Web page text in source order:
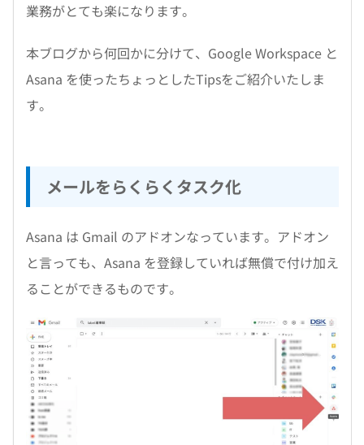
業務がとても楽になります。
本ブログから何回かに分けて、Google Workspace と
Asana を使ったちょっとしたTipsをご紹介いたしま
す。
メールをらくらくタスク化
Asana は Gmail のアドオンなっています。アドオン
と言っても、Asana を登録していれば無償で付け加え
ることができるものです。